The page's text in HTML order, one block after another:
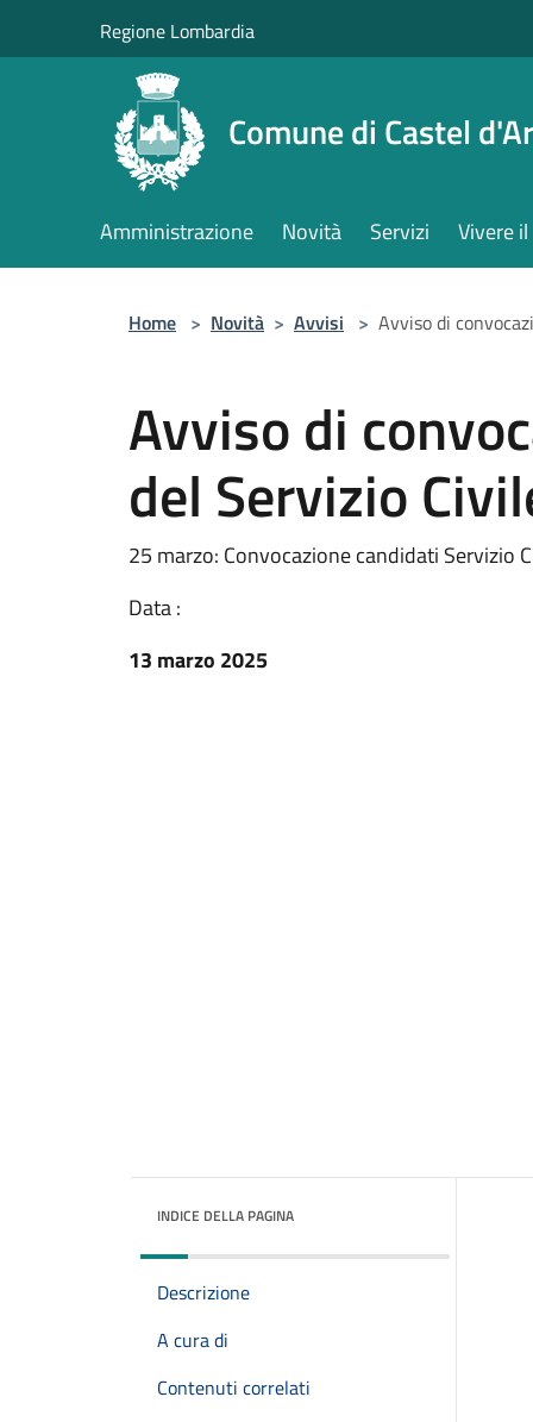
Regione Lombardia
Comune di Castel
Amministrazione Novità Servizi Vivere
Home > Novità > Avvisi > Avviso di
Avviso di
del Servizio
25 marzo: Convocazione candidati Servizio
Data :
13 marzo 2025
INDICE DELLA PAGINA
Descrizione
A cura di
Contenuti correlati